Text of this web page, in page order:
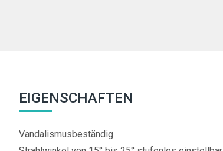
EIGENSCHAFTEN
Vandalismusbeständig